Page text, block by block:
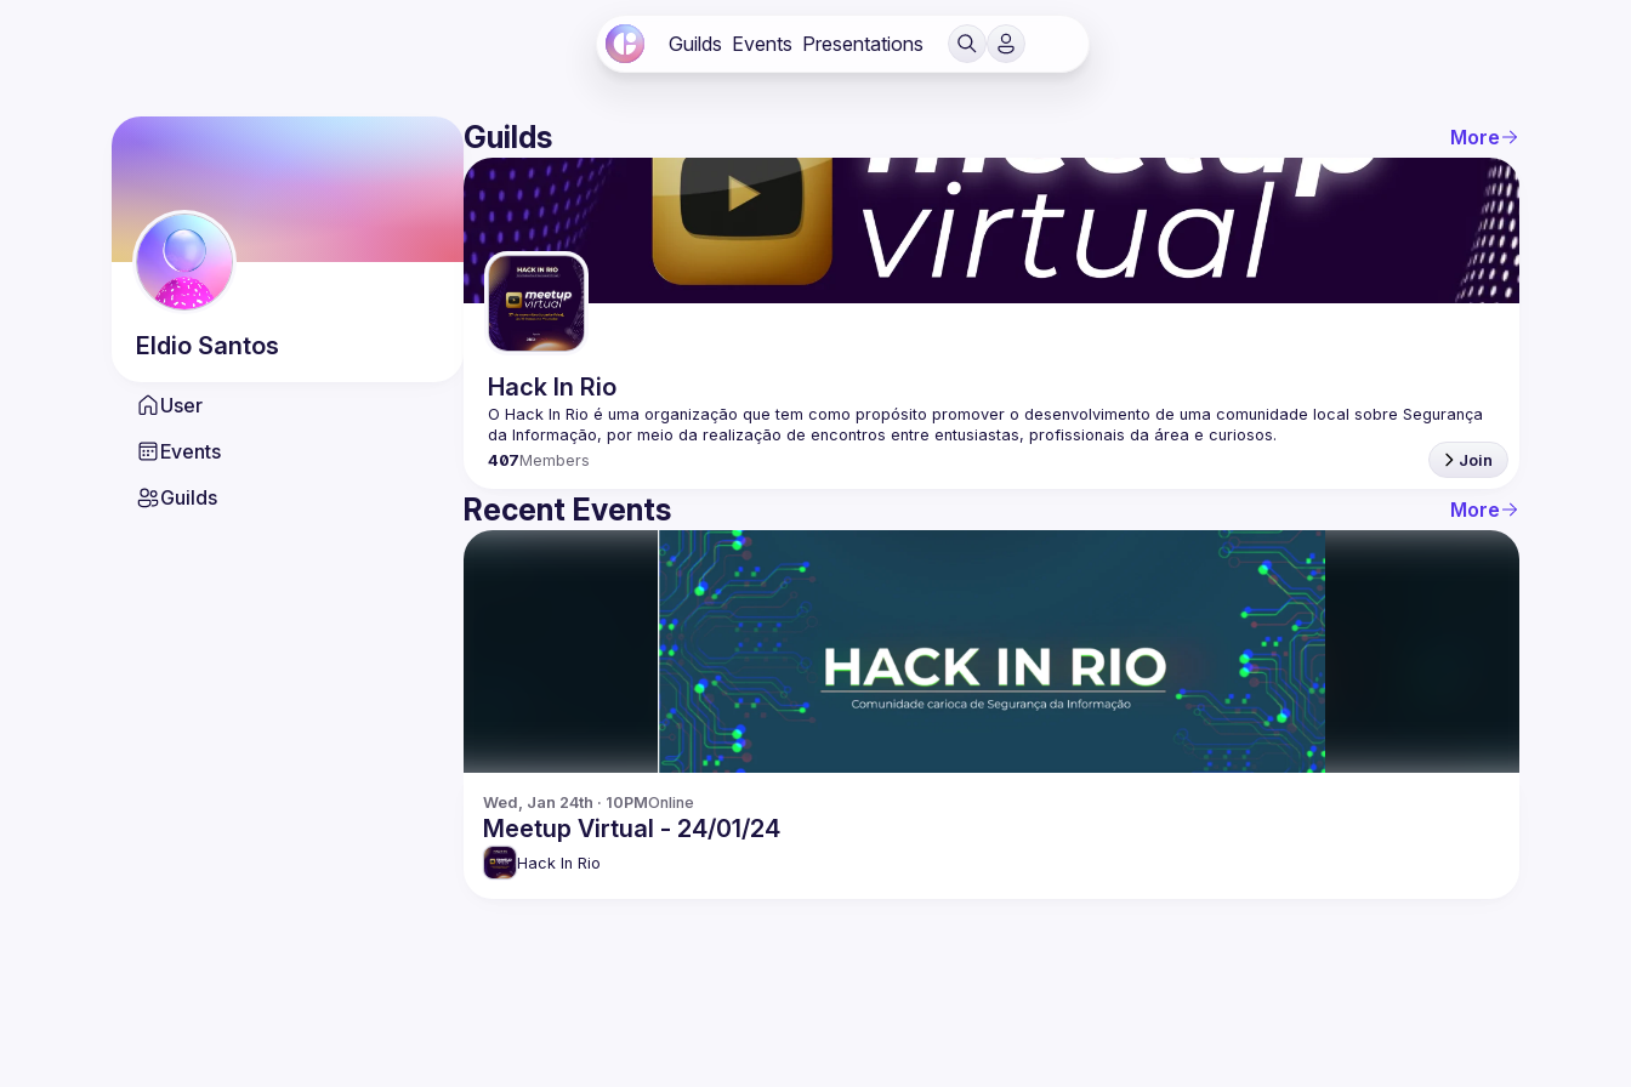
Guilds Events Presentations
Eldio Santos
User
Events
Guilds
Guilds More
Hack In Rio
O Hack In Rio é uma organização que tem como propósito promover o desenvolvimento de uma comunidade local sobre Segurança
407Members Join
Recent Events More
Wed, Jan 24th · 10PMOnline
Meetup Virtual - 24/01/24
Hack In Rio